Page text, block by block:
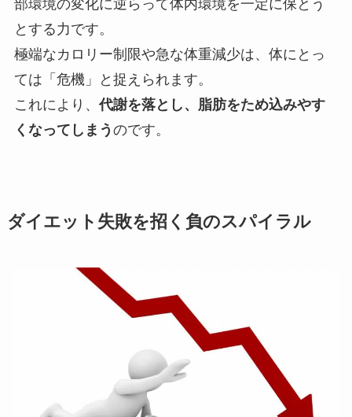
部環境の変化に逆らって体内環境を一定に保とう
とする力です。
極端なカロリー制限や急な体重減少は、体にとっ
ては「危機」と捉えられます。
これにより、 代謝を落とし、脂肪をため込みやす
くなってしまう のです。
ダイエット失敗を招く負のスパイラル